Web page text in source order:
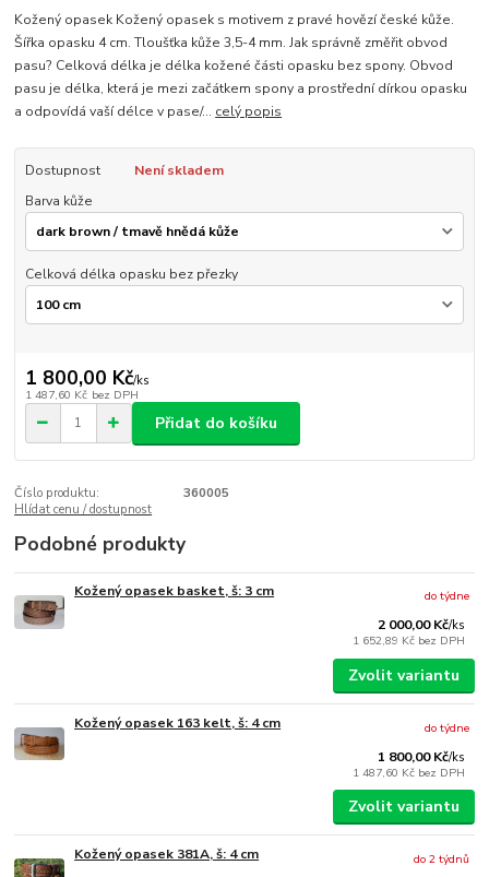
Kožený opasek Kožený opasek s motivem z pravé hovězí české kůže.
Šířka opasku 4 cm. Tloušťka kůže 3,5-4 mm. Jak správně změřit obvod
pasu? Celková délka je délka kožené části opasku bez spony. Obvod
pasu je délka, která je mezi začátkem spony a prostřední dírkou opasku
a odpovídá vaší délce v pase/... celý popis
Dostupnost
Není skladem
Barva kůže
Celková délka opasku bez přezky
1 800,00 Kč/ks
1 487,60 Kč bez DPH
Přidat do košíku
Číslo produktu:
360005
Hlídat cenu / dostupnost
Podobné produkty
Kožený opasek basket, š: 3 cm
2 000,00 Kč/ks
1 652,89 Kč bez DPH
do týdne
Zvolit variantu
Kožený opasek 163 kelt, š: 4 cm
1 800,00 Kč/ks
1 487,60 Kč bez DPH
do týdne
Zvolit variantu
Kožený opasek 381A, š: 4 cm
do 2 týdnů